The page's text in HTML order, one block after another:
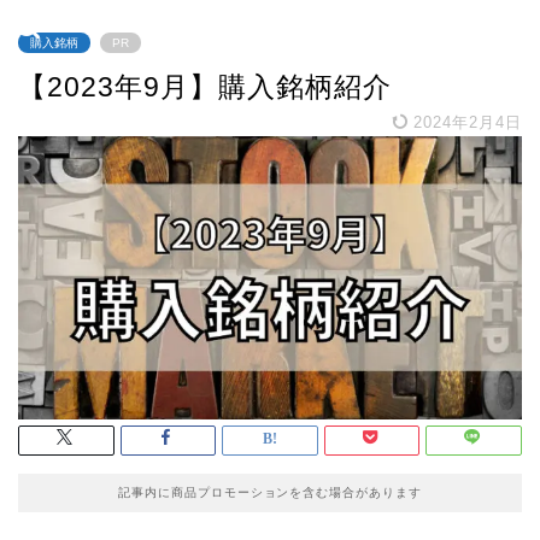
購入銘柄 PR
【2023年9月】購入銘柄紹介
2024年2月4日
記事内に商品プロモーションを含む場合があります